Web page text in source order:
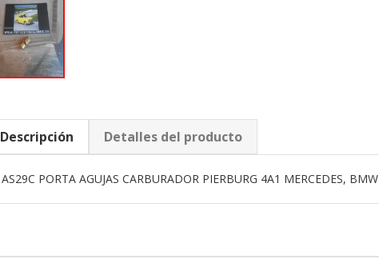
Descripción Detalles del producto
AS29C PORTA AGUJAS CARBURADOR PIERBURG 4A1 MERCEDES, BMW